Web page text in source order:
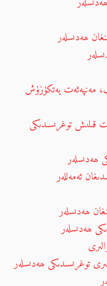
ھەدىسلەر
مەنپەئەت يەتكۈزۈش
قىلىش توغرىسىدىكى
ھەدىسلەر
ئەمەللەر
ھەدىسلەر
ھەدىسلەر
توغرىسىدىكى ھەدىسلەر